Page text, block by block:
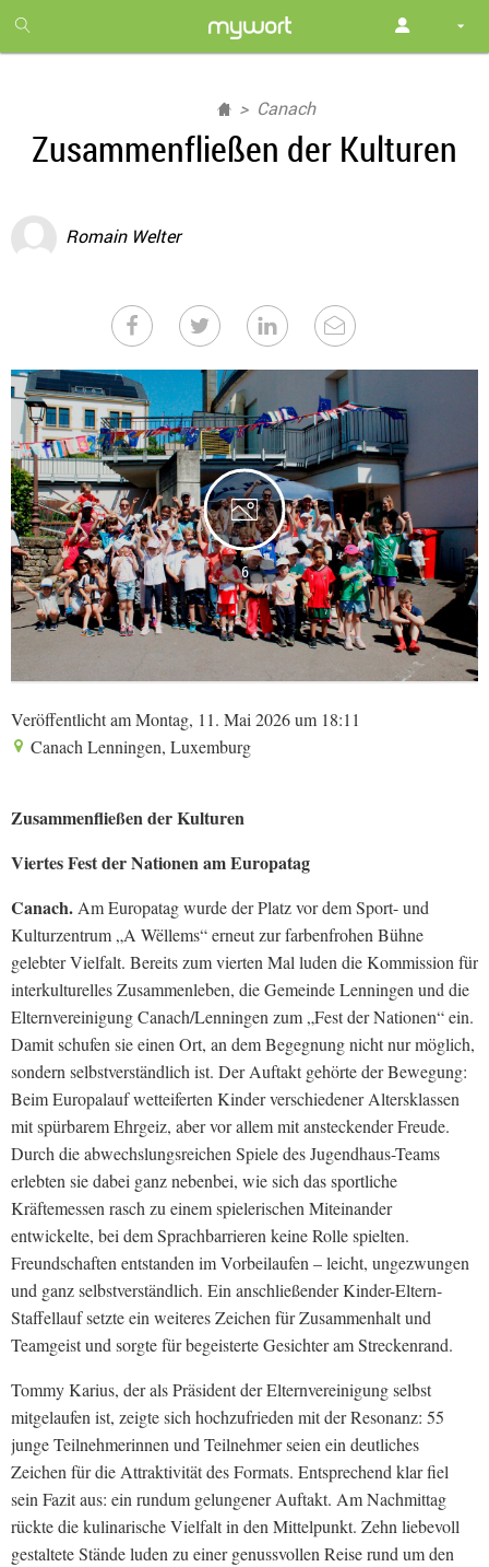
month
free
Canach
Zusammenfließen der Kulturen
Romain Welter
6
Veröffentlicht am Montag, 11. Mai 2026 um 18:11
Canach Lenningen, Luxemburg
Zusammenfließen der Kulturen
Viertes Fest der Nationen am Europatag
Canach.Am Europatag wurde der Platz vor dem Sport- und
Kulturzentrum „A Wëllems“ erneut zur farbenfrohen Bühne
gelebter Vielfalt. Bereits zum vierten Mal luden die Kommission für
interkulturelles Zusammenleben, die Gemeinde Lenningen und die
Elternvereinigung Canach/Lenningen zum „Fest der Nationen“ ein.
Damit schufen sie einen Ort, an dem Begegnung nicht nur möglich,
sondern selbstverständlich ist. Der Auftakt gehörte der Bewegung:
Beim Europalauf wetteiferten Kinder verschiedener Altersklassen
mit spürbarem Ehrgeiz, aber vor allem mit ansteckender Freude.
Durch die abwechslungsreichen Spiele des Jugendhaus-Teams
erlebten sie dabei ganz nebenbei, wie sich das sportliche
Kräftemessen rasch zu einem spielerischen Miteinander
entwickelte, bei dem Sprachbarrieren keine Rolle spielten.
Freundschaften entstanden im Vorbeilaufen – leicht, ungezwungen
und ganz selbstverständlich. Ein anschließender Kinder-Eltern-
Staffellauf setzte ein weiteres Zeichen für Zusammenhalt und
Teamgeist und sorgte für begeisterte Gesichter am Streckenrand.
Tommy Karius, der als Präsident der Elternvereinigung selbst
mitgelaufen ist, zeigte sich hochzufrieden mit der Resonanz: 55
junge Teilnehmerinnen und Teilnehmer seien ein deutliches
Zeichen für die Attraktivität des Formats. Entsprechend klar fiel
sein Fazit aus: ein rundum gelungener Auftakt. Am Nachmittag
rückte die kulinarische Vielfalt in den Mittelpunkt. Zehn liebevoll
gestaltete Stände luden zu einer genussvollen Reise rund um den